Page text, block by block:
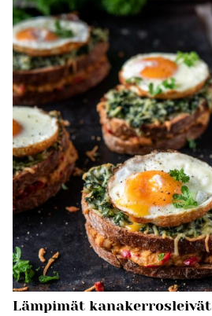
Lämpimät kanakerrosleivät